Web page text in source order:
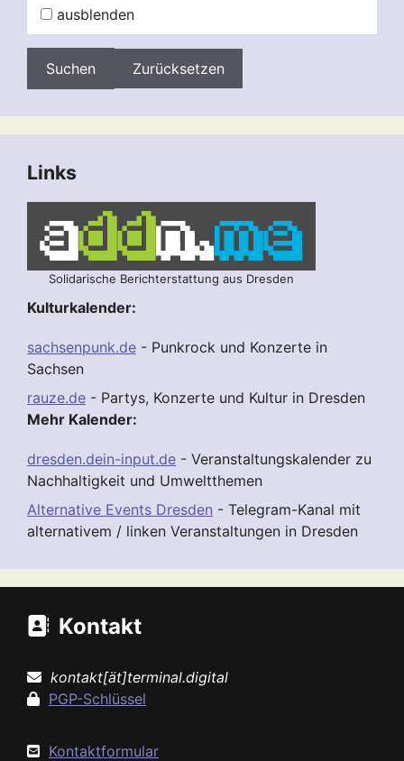
ausblenden
Zurücksetzen
Links
Solidarische Berichterstattung aus Dresden
Kulturkalender:
sachsenpunk.de - Punkrock und Konzerte in
Sachsen
rauze.de - Partys, Konzerte und Kultur in Dresden
Mehr Kalender:
dresden.dein-input.de - Veranstaltungskalender zu
Nachhaltigkeit und Umweltthemen
Alternative Events Dresden - Telegram-Kanal mit
alternativem / linken Veranstaltungen in Dresden
Kontakt
kontakt[ät]terminal.digital
PGP-Schlüssel
Kontaktformular